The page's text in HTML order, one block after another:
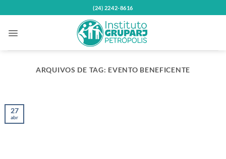
to
(24) 2242-8616
ARQUIVOS DE TAG: EVENTO BENEFICENTE
27
abr